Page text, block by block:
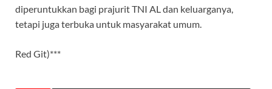
diperuntukkan bagi prajurit TNI AL dan keluarganya,
tetapi juga terbuka untuk masyarakat umum.
Red Git)***